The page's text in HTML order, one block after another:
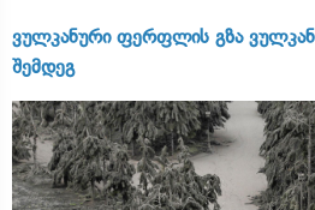
ვულკანური ფერფლის გზა
შემდეგ